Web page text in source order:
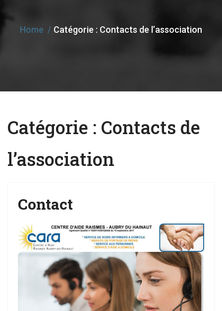
n
i
n
Home Catégorie : Contacts de l’association
Catégorie : Contacts de
l’association
Contact